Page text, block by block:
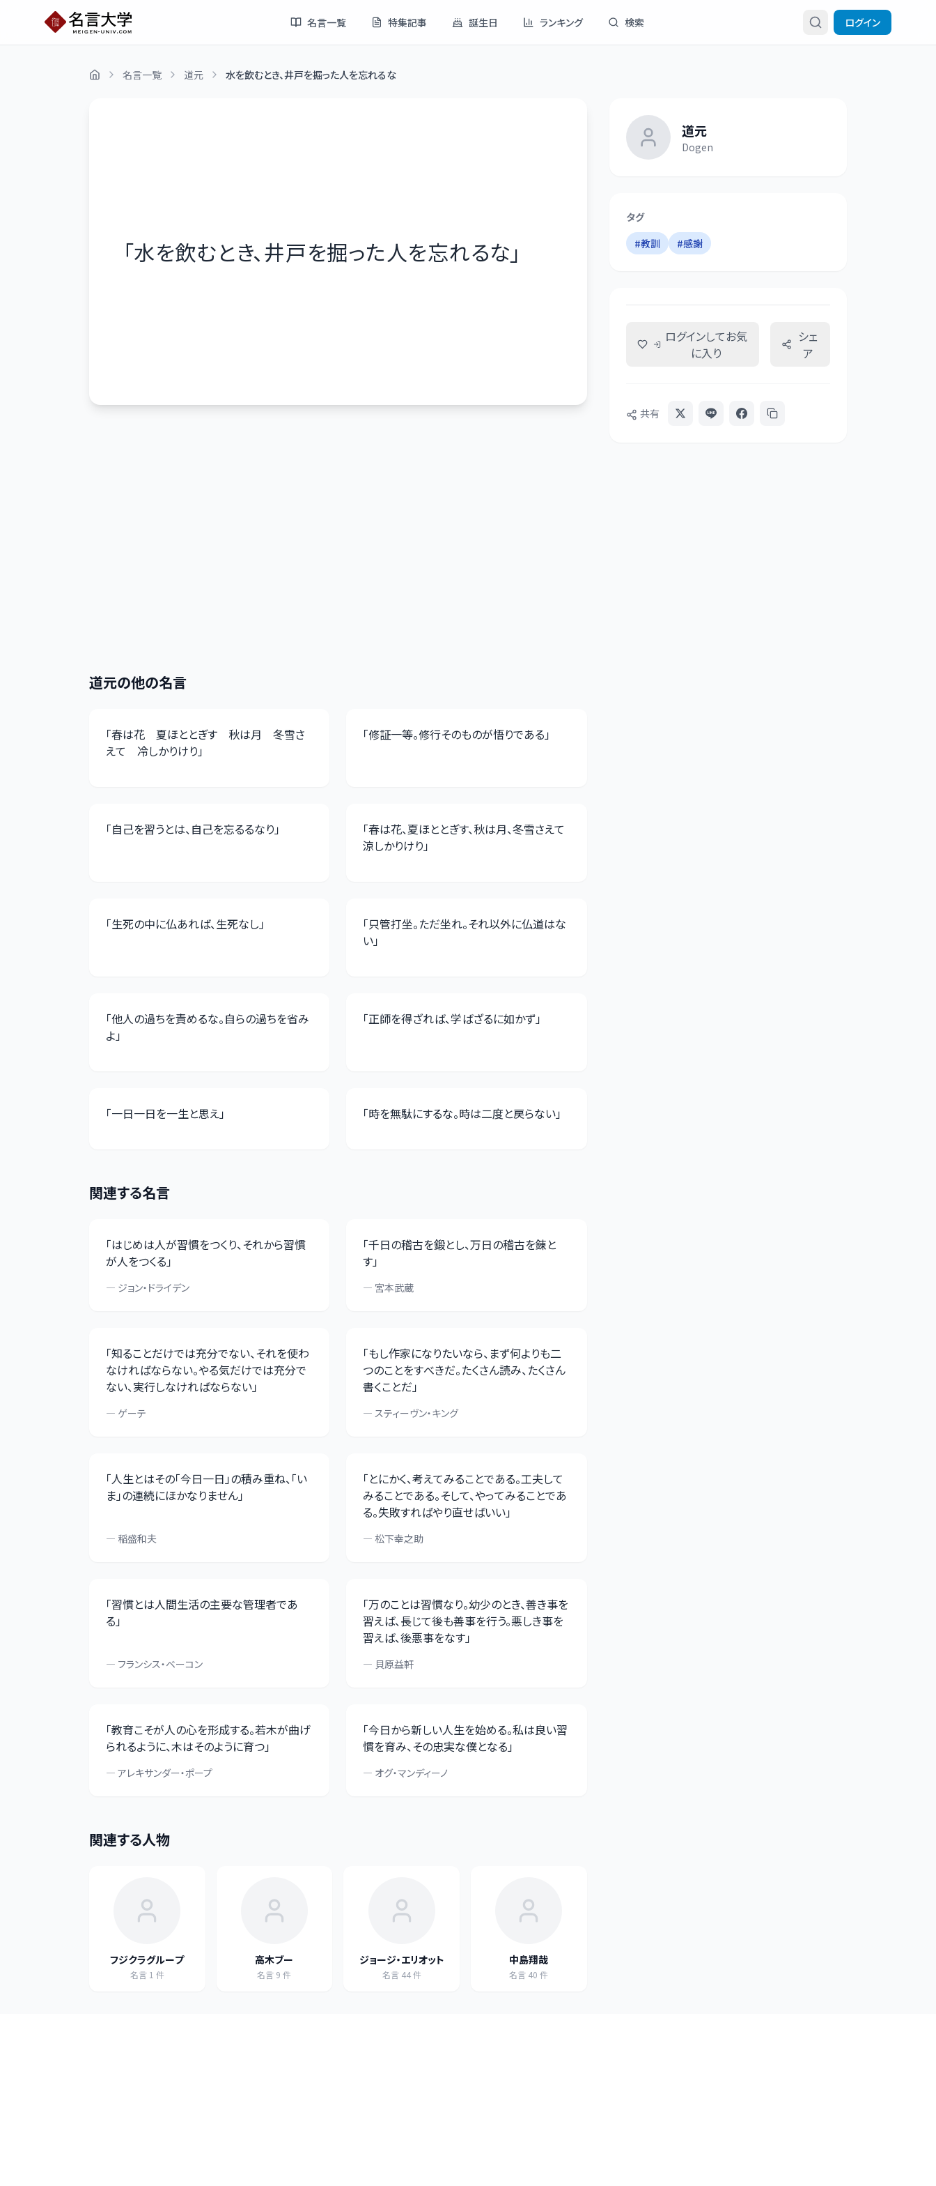
名言一覧 特集記事 誕生日 ランキング 検索 ログイン
名言一覧 道元 水を飲むとき、井戸を掘った人を忘れるな
「水を飲むとき、井戸を掘った人を忘れるな 」
道元
Dogen
タグ
#教訓 #感謝
ログインしてお気
に入り
シェ
ア
共有
道元の他の名言
「春は花 夏ほととぎす 秋は月 冬雪さ
えて 冷しかりけり」
「修証一等。修行そのものが悟りである」
「自己を習うとは、自己を忘るるなり」 「春は花、夏ほととぎす、秋は月、冬雪さえて
涼しかりけり」
「生死の中に仏あれば、生死なし」 「只管打坐。ただ坐れ。それ以外に仏道はな
い」
「他人の過ちを責めるな。自らの過ちを省み
よ」
「正師を得ざれば、学ばざるに如かず」
「一日一日を一生と思え」 「時を無駄にするな。時は二度と戻らない」
関連する名言
「はじめは人が習慣をつくり、それから習慣
が人をつくる」
— ジョン・ドライデン
「千日の稽古を鍛とし、万日の稽古を錬と
す」
— 宮本武蔵
「知ることだけでは充分でない、それを使わ
なければならない。やる気だけでは充分で
ない、実行しなければならない」
— ゲーテ
「もし作家になりたいなら、まず何よりも二
つのことをすべきだ。たくさん読み、たくさん
書くことだ」
—スティーヴン・キング
「人生とはその「今日一日」の積み重ね、「い
ま」の連続にほかなりません」
— 稲盛和夫
「とにかく、考えてみることである。工夫して
みることである。そして、やってみることであ
る。失敗すればやり直せばいい」
—松下幸之助
「習慣とは人間生活の主要な管理者であ
る」
— フランシス・ベーコン
「万のことは習慣なり。幼少のとき、善き事を
習えば、長じて後も善事を行う。悪しき事を
習えば、後悪事をなす」
— 貝原益軒
「教育こそが人の心を形成する。若木が曲げ
られるように、木はそのように育つ」
— アレキサンダー・ポープ
「今日から新しい人生を始める。私は良い習
慣を育み、その忠実な僕となる」
— オグ・マンディーノ
関連する人物
フジクラグループ
名言 1 件
高木ブー
名言 9 件
ジョージ・エリオット
名言 44件
中島翔哉
名言 40 件